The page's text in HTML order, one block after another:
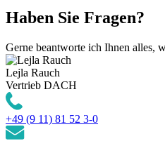
Haben Sie Fragen?
Gerne beantworte ich Ihnen alles,
Lejla Rauch
Vertrieb DACH
+49 (9 11) 81 52 3-0